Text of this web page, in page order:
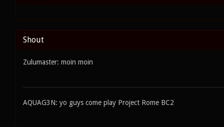
Shout
Zulumaster: moin moin
AQUAG3N: yo guys come play Project Rome BC2